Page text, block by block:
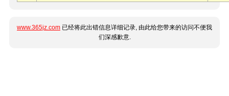
www.365jz.com 已经将此出错信息详细记录, 由此给您带来的访问不便我
们深感歉意.